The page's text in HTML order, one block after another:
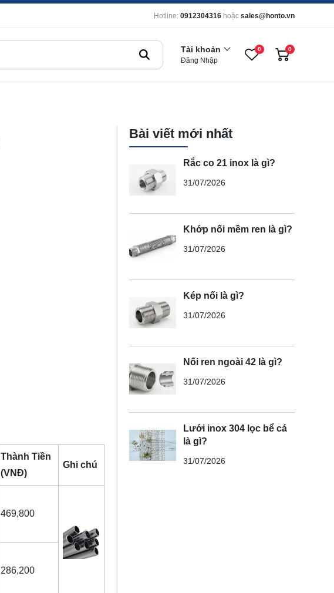
Hotline: 0912304316 hoặc sales@honto.vn
Tài khoản
Đăng Nhập
0 0
Thành Tiền
(VNĐ)
Ghi chú
469,800
286,200
Bài viết mới nhất
Rắc co 21 inox là gì?
31/07/2026
Khớp nối mềm ren là gì?
31/07/2026
Kép nối là gì?
31/07/2026
Nối ren ngoài 42 là gì?
31/07/2026
Lưới inox 304 lọc bể cá
là gì?
31/07/2026